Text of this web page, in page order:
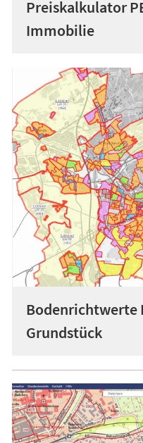
Preiskalkulator
Immobilie
Bodenrichtwerte
Grundstück